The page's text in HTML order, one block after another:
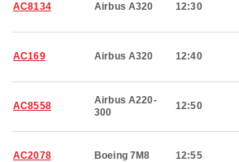
AC8134 Airbus A320 12:30
AC169 Airbus A320 12:40
AC8558
Airbus A220-
300
12:50
AC2078 Boeing 7M8 12:55